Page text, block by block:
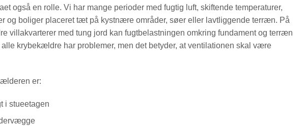
også en rolle. Vi har mange perioder med fugtig luft, skiftende temperaturer,
og boliger placeret tæt på kystnære områder, søer eller lavtliggende terræn. På
villakvarterer med tung jord kan fugtbelastningen omkring fundament og terræn
krybekældre har problemer, men det betyder, at ventilationen skal være
er:
i stueetagen